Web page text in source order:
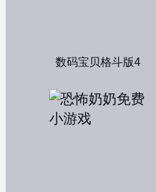
数码宝贝格斗版4